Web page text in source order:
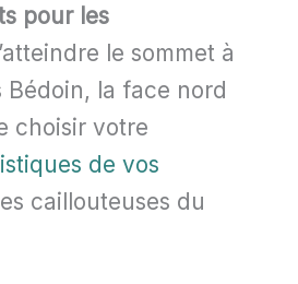
pour les
le sommet à
la face nord
choisir votre
de vos
caillouteuses du